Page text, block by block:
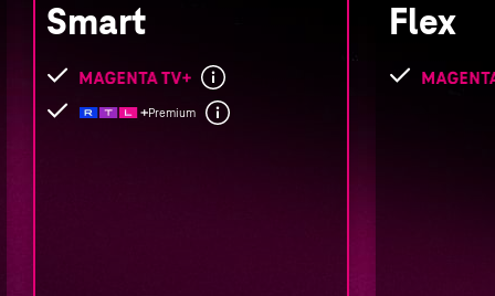
Smart
Folgende
Leistungen
Premium
Flex
Folgende